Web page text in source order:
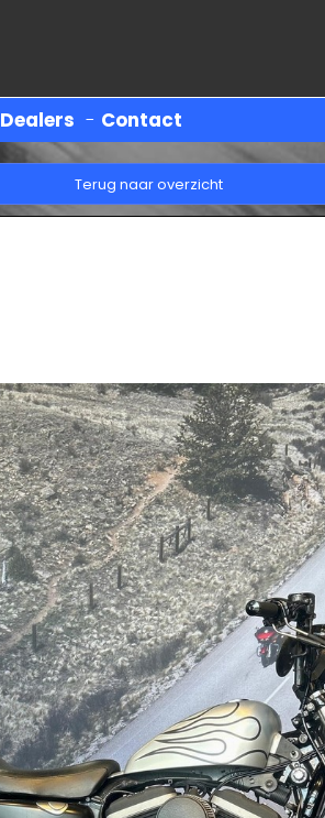
Dealers - Contact
Terug naar overzicht